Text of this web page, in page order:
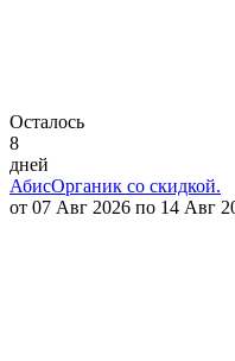
Осталось
8
дней
АбисОрганик со скидкой.
от 07 Авг 2026 по 14 Авг